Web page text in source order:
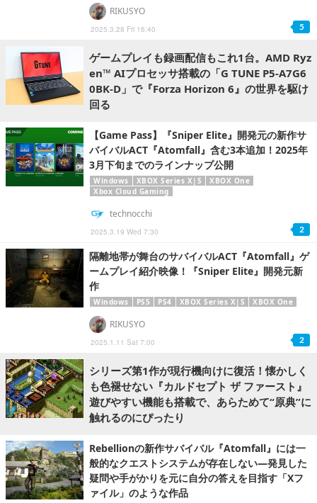
2025.3.28 Fri 16:40
RIKUSYO
5
ゲームプレイも録画配信もこれ1台。AMD Ryz
en™ AIプロセッサ搭載の「G TUNE P5-A7G6
0BK-D」で『Forza Horizon 6』の世界を駆け
回る
【Game Pass】『Sniper Elite』開発元の新作サ
バイバルACT『Atomfall』含む3本追加！2025年
3月下旬までのラインナップ公開
Windows XBOX Series X|S
XBOX One
Xbox Cloud Gaming
2025.3.19 Wed 7:30
technocchi
2
隔離地帯が舞台のサバイバルACT『Atomfall』ゲ
ームプレイ紹介映像！『Sniper Elite』開発元新
作
Windows PS5 PS4 XBOX Series X|S XBOX One
2025.1.11 Sat 7:00
RIKUSYO
2
シリーズ第1作が現行機向けに復活！懐かしく
も色褪せない『カルドセプト ザ ファースト』
遊びやすい機能も搭載で、あらためて“原典”に
触れるのにぴったり
Rebellionの新作サバイバル『Atomfall』には一
般的なクエストシステムが存在しない―発見した
疑問や手がかりを元に自分の答えを目指す「Xフ
ァイル」のような作品